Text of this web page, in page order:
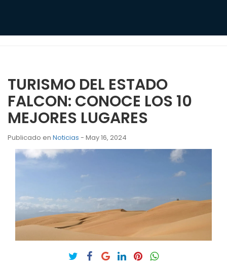
TURISMO DEL ESTADO
FALCON: CONOCE LOS 10
MEJORES LUGARES
Publicado en Noticias - May 16, 2024